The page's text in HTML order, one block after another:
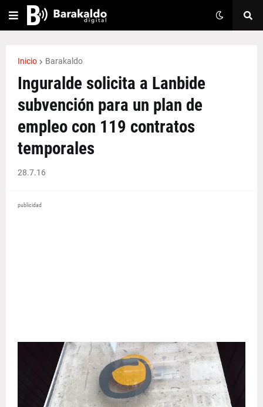
Inicio Barakaldo
Inguralde solicita a Lanbide
subvención para un plan de
empleo con 119 contratos
temporales
28.7.16
publicidad